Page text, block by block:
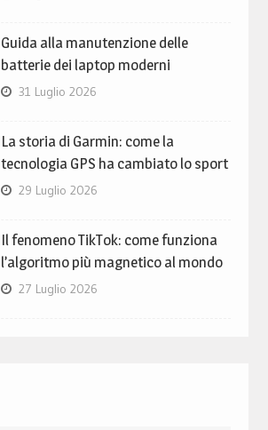
Guida alla manutenzione delle
batterie dei laptop moderni
31 Luglio 2026
La storia di Garmin: come la
tecnologia GPS ha cambiato lo sport
29 Luglio 2026
Il fenomeno TikTok: come funziona
l’algoritmo più magnetico al mondo
27 Luglio 2026